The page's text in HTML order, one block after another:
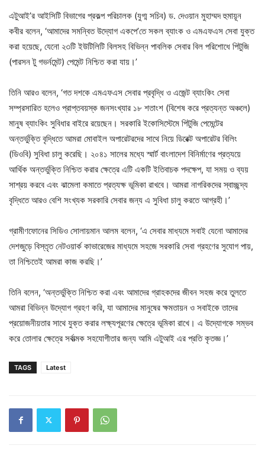
এটুআই’র আইসিটি বিভাগের প্রকল্প পরিচালক (যুগ্ম সচিব) ড. দেওয়ান মুহাম্মদ হুমায়ূন
কবীর বলেন, ‘আমাদের সমন্বিত উদ্যোগ একপে’তে সকল ব্যাংক ও এমএফএস সেবা যুক্ত
করা হয়েছে, যেনো ২৩টি ইউটিলিটি বিলসহ বিভিন্ন পাবলিক সেবার বিল পরিশোধে পিটুজি
(পারসন টু গভর্নমেন্ট) পেমেন্ট নিশ্চিত করা যায়।’
তিনি আরও বলেন, ‘গত দশকে এমএফএস সেবার প্রবৃদ্ধি ও এজেন্ট ব্যাংকিং সেবা
সম্প্রসারিত হলেও প্রাপ্তবয়স্ক জনসংখ্যার ১৮ শতাংশ (বিশেষ করে প্রত্যন্ত অঞ্চলে)
মানুষ ব্যাংকিং সুবিধার বাইরে রয়েছেন। সরকারি ইকোসিস্টেমে পিটুজি পেমেন্টের
অন্তর্ভুক্তি বৃদ্ধিতে আমরা মোবাইল অপারেটরদের সাথে নিয়ে ডিরেক্ট অপারেটর বিলিং
(ডিওবি) সুবিধা চালু করেছি। ২০৪১ সালের মধ্যে স্মার্ট বাংলাদেশ বিনির্মাণের প্রত্যয়ে
আর্থিক অন্তর্ভুক্তি নিশ্চিত করার ক্ষেত্রে এটি একটি ইতিবাচক পদক্ষেপ, যা সময় ও ব্যয়
সাশ্রয় করবে এবং ঝামেলা কমাতে প্রত্যক্ষ ভূমিকা রাখবে। আমরা নাগরিকদের স্বাচ্ছন্দ্য
বৃদ্ধিতে আরও বেশি সংখ্যক সরকারি সেবার জন্য এ সুবিধা চালু করতে আগ্রহী।’
গ্রামীণফোনের সিডিও সোলায়মান আলম বলেন, ‘এ সেবার মাধ্যমে সবাই যেনো আমাদের
দেশজুড়ে বিস্তৃত নেটওয়ার্ক কাভারেজের মাধ্যমে সহজে সরকারি সেবা গ্রহণের সুযোগ পায়,
তা নিশ্চিতেই আমরা কাজ করছি।’
তিনি বলেন, ‘অন্তর্ভুক্তি নিশ্চিত করা এবং আমাদের গ্রাহকদের জীবন সহজ করে তুলতে
আমরা বিভিন্ন উদ্যোগ গ্রহণ করি, যা আমাদের মানুষের ক্ষমতায়ন ও সবাইকে তাদের
প্রয়োজনীয়তার সাথে যুক্ত করার লক্ষ্যপূরণের ক্ষেত্রে ভূমিকা রাখে। এ উদ্যোগকে সম্ভব
করে তোলার ক্ষেত্রে সর্বাত্মক সহযোগীতার জন্য আমি এটুআই এর প্রতি কৃতজ্ঞ।’
TAGS Latest